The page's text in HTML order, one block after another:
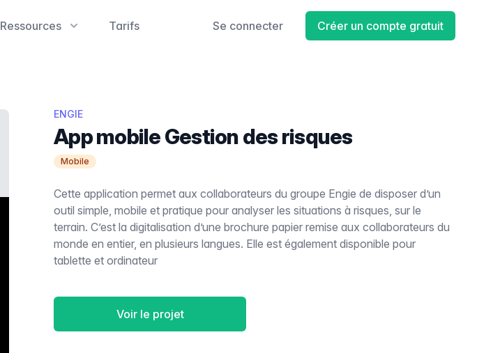
Ressources Tarifs Se connecter Créer un compte gratuit
ENGIE
App mobile Gestion des risques
Mobile
Cette application permet aux collaborateurs du groupe Engie de disposer d’un
outil simple, mobile et pratique pour analyser les situations à risques, sur le
terrain. C’est la digitalisation d’une brochure papier remise aux collaborateurs du
monde en entier, en plusieurs langues. Elle est également disponible pour
tablette et ordinateur
Voir le projet